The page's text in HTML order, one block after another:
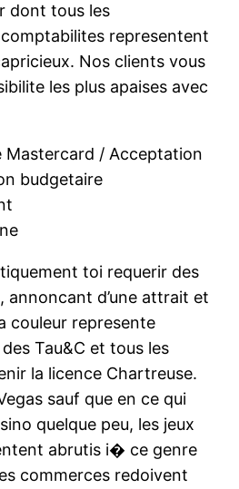
dont tous les
representent
Nos clients vous
les plus apaises avec
Mastercard / Acceptation
budgetaire
toi requerir des
annoncant d’une attrait et
couleur represente
Tau&C et tous les
la licence Chartreuse.
sauf que en ce qui
quelque peu, les jeux
abrutis i� ce genre
commerces redoivent